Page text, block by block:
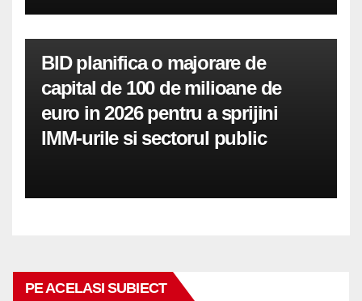
BID planifica o majorare de
capital de 100 de milioane de
euro in 2026 pentru a sprijini
IMM-urile si sectorul public
PE ACELASI SUBIECT